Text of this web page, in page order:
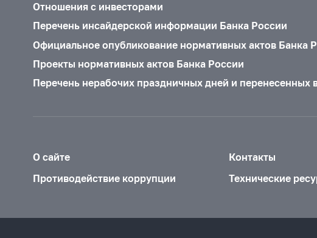
Отношения с инвесторами
Перечень инсайдерской информации Банка России
Официальное опубликование нормативных актов Банка
Проекты нормативных актов Банка России
Перечень нерабочих праздничных дней и перенесенных
О сайте
Контакты
Противодействие коррупции
Технические